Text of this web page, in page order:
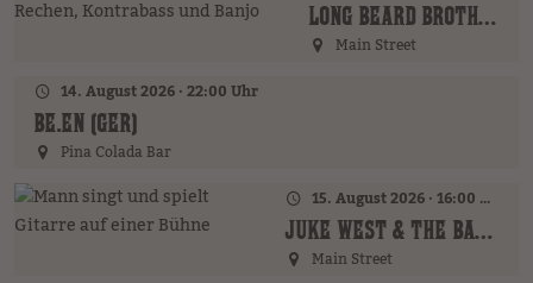
LONG BEARD BROTHERS (AT)
Main Street
14. August 2026 · 22:00 Uhr
BE.EN (GER)
Pina Colada Bar
15. August 2026 · 16:00 Uhr – 18:00 Uhr
JUKE WEST & THE BAND (AT)
Main Street